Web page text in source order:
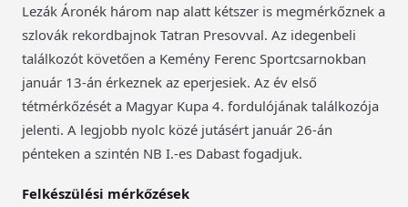
Lezák Áronék három nap alatt kétszer is megmérkőznek a
szlovák rekordbajnok Tatran Presovval. Az idegenbeli
találkozót követően a Kemény Ferenc Sportcsarnokban
január 13-án érkeznek az eperjesiek. Az év első
tétmérkőzését a Magyar Kupa 4. fordulójának találkozója
jelenti. A legjobb nyolc közé jutásért január 26-án
pénteken a szintén NB I.-es Dabast fogadjuk.
Felkészülési mérkőzések